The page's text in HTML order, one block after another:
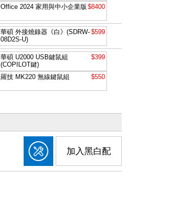
Office 2024 家用與中小企業版 $8400
華碩 外接燒錄器《白》(SDRW-
08D2S-U)
$599
華碩 U2000 USB鍵鼠組
(COPILOT鍵)
$399
羅技 MK220 無線鍵鼠組 $550
加入黑白配